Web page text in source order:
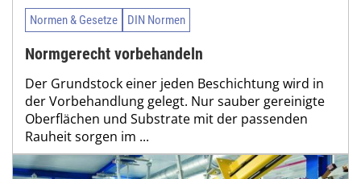
Normen & Gesetze DIN Normen
Normgerecht vorbehandeln
Der Grundstock einer jeden Beschichtung wird in
der Vorbehandlung gelegt. Nur sauber gereinigte
Oberflächen und Substrate mit der passenden
Rauheit sorgen im ...